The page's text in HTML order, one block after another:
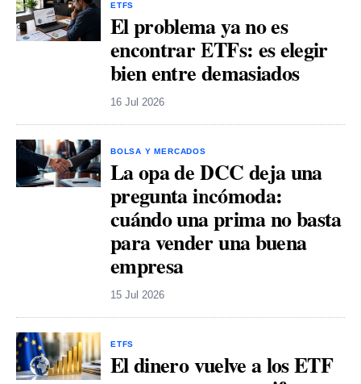
ETFS
El problema ya no es
encontrar ETFs: es elegir
bien entre demasiados
16 Jul 2026
BOLSA Y MERCADOS
La opa de DCC deja una
pregunta incómoda:
cuándo una prima no basta
para vender una buena
empresa
15 Jul 2026
ETFS
El dinero vuelve a los ETF